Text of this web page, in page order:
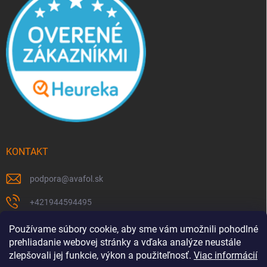
Používame súbory cookie, aby sme vám umožnili pohodlné
prehliadanie webovej stránky a vďaka analýze neustále
zlepšovali jej funkcie, výkon a použiteľnosť. Viac informácií
KONTAKT
podpora@avafol.sk
+421944594495
https://www.facebook.com/p/avafolsk-100091961793102/
avafol.sk/